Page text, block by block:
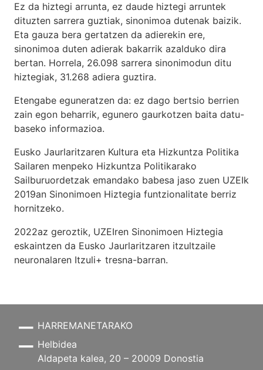
Ez da hiztegi arrunta, ez daude hiztegi arruntek
dituzten sarrera guztiak, sinonimoa dutenak baizik.
Eta gauza bera gertatzen da adierekin ere,
sinonimoa duten adierak bakarrik azalduko dira
bertan. Horrela, 26.098 sarrera sinonimodun ditu
hiztegiak, 31.268 adiera guztira.
Etengabe eguneratzen da: ez dago bertsio berrien
zain egon beharrik, egunero gaurkotzen baita datu-
baseko informazioa.
Eusko Jaurlaritzaren Kultura eta Hizkuntza Politika
Sailaren menpeko Hizkuntza Politikarako
Sailburuordetzak emandako babesa jaso zuen UZEIk
2019an Sinonimoen Hiztegia funtzionalitate berriz
hornitzeko.
2022az geroztik, UZEIren Sinonimoen Hiztegia
eskaintzen da Eusko Jaurlaritzaren itzultzaile
neuronalaren Itzuli+ tresna-barran.
HARREMANETARAKO
Helbidea
Aldapeta kalea, 20 – 20009 Donostia